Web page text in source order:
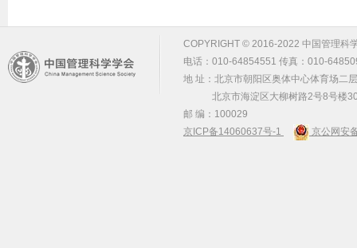
COPYRIGHT © 2016-2022 中国管理科
电话：010-64854551 传真：010-
地 址：北京市朝阳区奥体中心体育场二
北京市海淀区大柳树路2号8号楼
邮 编：100029
京ICP备14060637号-1
京公网安